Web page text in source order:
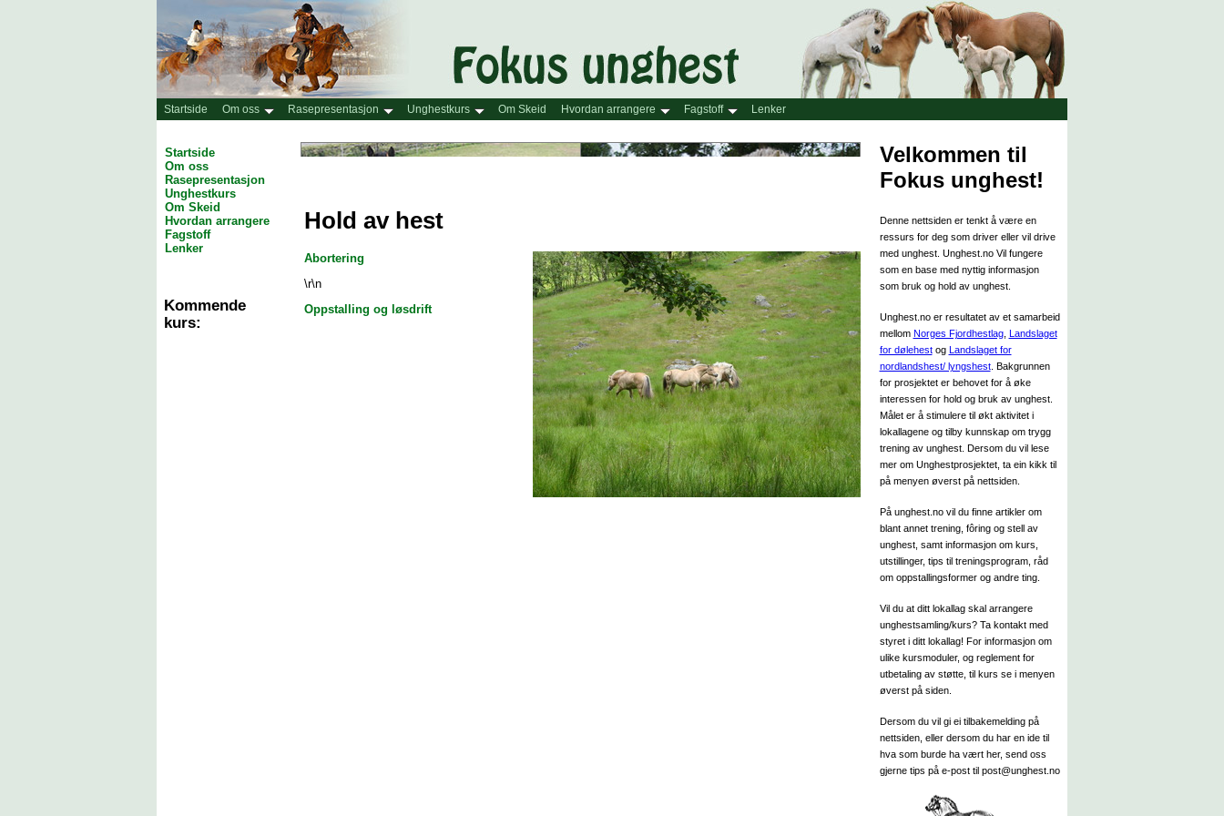
Startside Om oss Rasepresentasjon Unghestkurs Om Skeid Hvordan arrangere Fagstoff Lenker
Startside
Om oss
Rasepresentasjon
Unghestkurs
Om Skeid
Hvordan arrangere
Fagstoff
Lenker
Kommende
kurs:
Hold av hest
Abortering
\r\n
Oppstalling og løsdrift
Velkommen til
Fokus unghest!
Denne nettsiden er tenkt å være en
ressurs for deg som driver eller vil drive
med unghest. Unghest.no Vil fungere
som en base med nyttig informasjon
som bruk og hold av unghest.
Unghest.no er resultatet av et samarbeid
mellom Norges Fjordhestlag, Landslaget
for dølehestog Landslaget for
nordlandshest/ lyngshest. Bakgrunnen
for prosjektet er behovet for å øke
interessen for hold og bruk av unghest.
Målet er å stimulere til økt aktivitet i
lokallagene og tilby kunnskap om trygg
trening av unghest. Dersom du vil lese
mer om Unghestprosjektet, ta ein kikk til
på menyen øverst på nettsiden.
På unghest.no vil du finne artikler om
blant annet trening, fôring og stell av
unghest, samt informasjon om kurs,
utstillinger, tips til treningsprogram, råd
om oppstallingsformer og andre ting.
Vil du at ditt lokallag skal arrangere
unghestsamling/kurs? Ta kontakt med
styret i ditt lokallag! For informasjon om
ulike kursmoduler, og reglement for
utbetaling av støtte, til kurs se i menyen
øverst på siden.
Dersom du vil gi ei tilbakemelding på
nettsiden, eller dersom du har en ide til
hva som burde ha vært her, send oss
gjerne tips på e-post til post@unghest.no